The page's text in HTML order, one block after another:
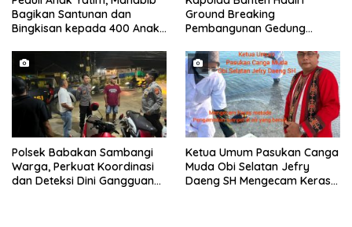
Bagikan Santunan dan
Bingkisan kepada 400 Anak
Ground Breaking
Pembangunan Gedung
Provinsi Banten
Polsek Babakan Sambangi
Warga, Perkuat Koordinasi
dan Deteksi Dini Gangguan
Ketua Umum Pasukan Canga
Muda Obi Selatan Jefry
Daeng SH Mengecam Keras